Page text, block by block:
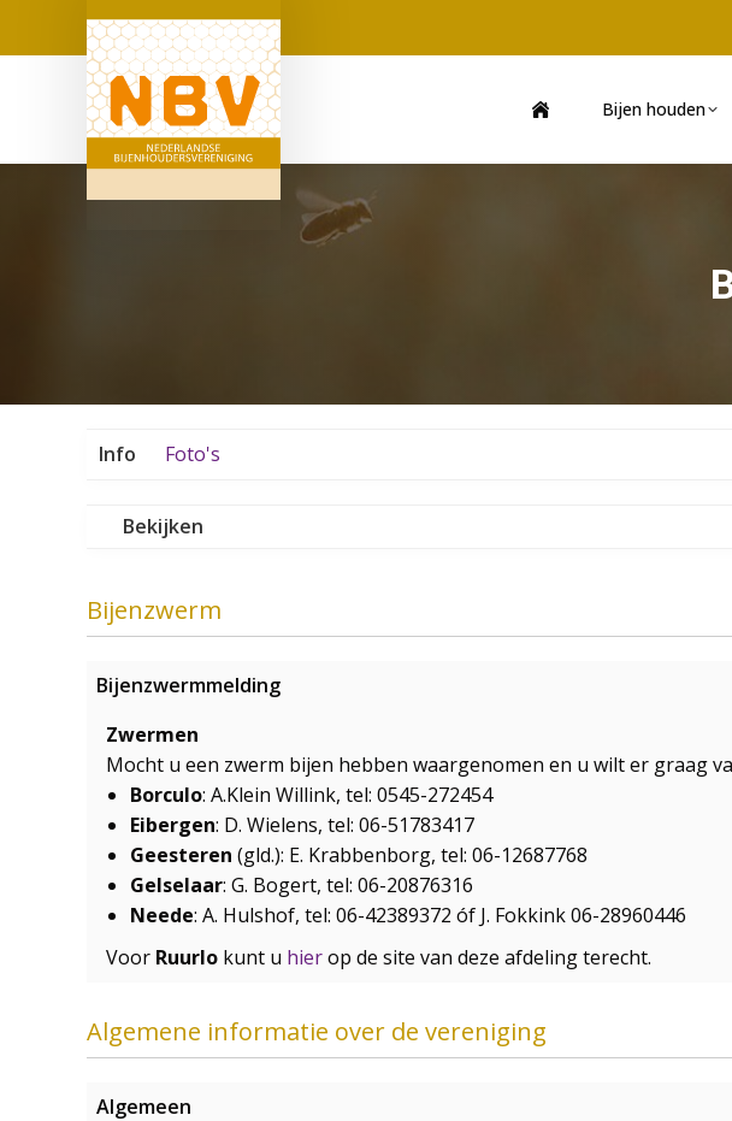
Bijen houden
Info Foto's
Bekijken
Bijenzwerm
Bijenzwermmelding
Zwermen
Mocht u een zwerm bijen hebben waargenomen en u wilt er graag
Borculo: A.Klein Willink, tel: 0545-272454
Eibergen: D. Wielens, tel: 06-51783417
Geesteren (gld.): E. Krabbenborg, tel: 06-12687768
Gelselaar: G. Bogert, tel: 06-20876316
Neede: A. Hulshof, tel: 06-42389372 óf J. Fokkink 06-28960446
Voor Ruurlo kunt u hierop de site van deze afdeling terecht.
Algemene informatie over de vereniging
Algemeen